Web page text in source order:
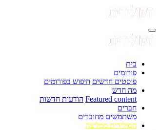
בית
פורומים
פוסטים חדשים חיפוש בפורומים
מה חדש
Featured content הודעות חדשות
חברים
משתמשים מחוברים
הסולידית ממליצה